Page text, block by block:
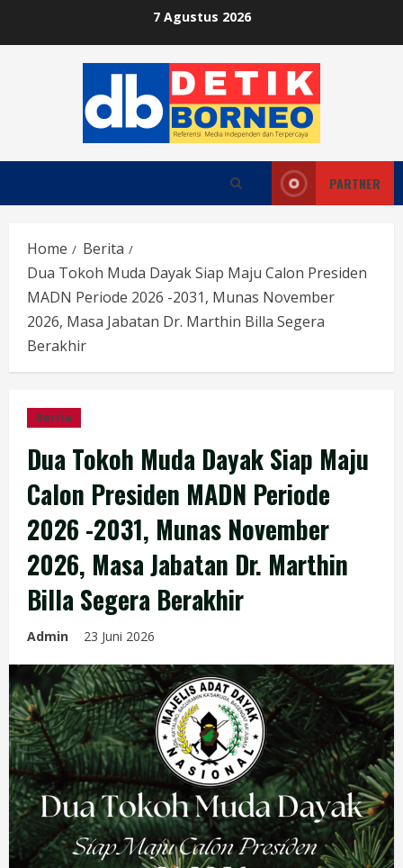
7 Agustus 2026
PARTNER
Home
Berita
Dua Tokoh Muda Dayak Siap Maju Calon Presiden
MADN Periode 2026 -2031, Munas November
2026, Masa Jabatan Dr. Marthin Billa Segera
Berakhir
Berita
Dua Tokoh Muda Dayak Siap Maju
Calon Presiden MADN Periode
2026 -2031, Munas November
2026, Masa Jabatan Dr. Marthin
Billa Segera Berakhir
Admin 23 Juni 2026